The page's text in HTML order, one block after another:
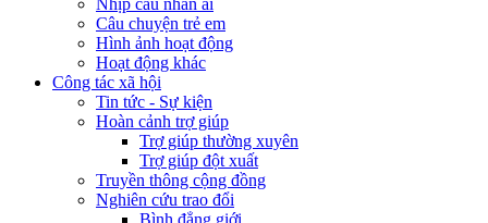
Nhịp cầu nhân ái
Câu chuyện trẻ em
Hình ảnh hoạt động
Hoạt động khác
Công tác xã hội
Tin tức - Sự kiện
Hoàn cảnh trợ giúp
Trợ giúp thường xuyên
Trợ giúp đột xuất
Truyền thông cộng đồng
Nghiên cứu trao đổi